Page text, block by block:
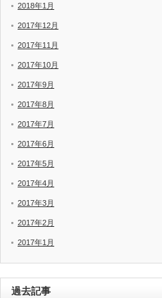
2018年1月
2017年12月
2017年11月
2017年10月
2017年9月
2017年8月
2017年7月
2017年6月
2017年5月
2017年4月
2017年3月
2017年2月
2017年1月
過去記事